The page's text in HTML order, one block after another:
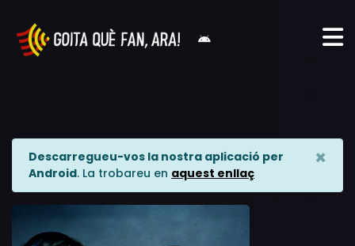
Descarregueu-vos la nostra aplicació per
Android. La trobareu en aquest enllaç
×